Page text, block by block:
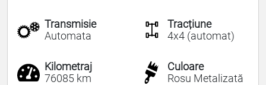
Transmisie
Automata
Tracțiune
4x4 (automat)
Kilometraj
76085 km
Culoare
Rosu Metalizată